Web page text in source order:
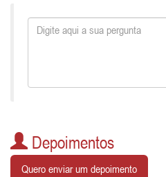
Depoimentos
Quero enviar um depoimento